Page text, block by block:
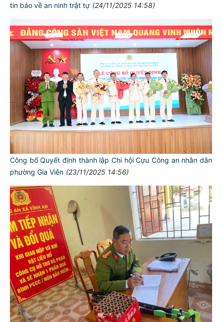
tin báo về an ninh trật tự (24/11/2025 14:58)
Công bố Quyết định thành lập Chi hội Cựu Công an nhân dân
phường Gia Viên (23/11/2025 14:56)